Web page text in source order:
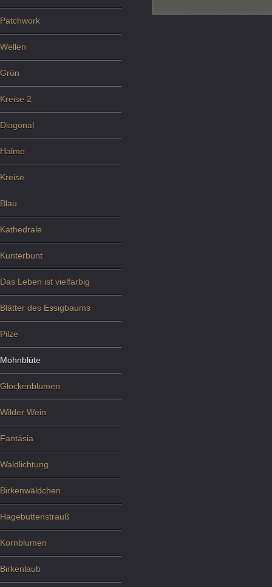
Patchwork
Wellen
Grün
Kreise 2
Diagonal
Halme
Kreise
Blau
Kathedrale
Kunterbunt
Das Leben ist vielfarbig
Blätter des Essigbaums
Pilze
Mohnblüte
Glockenblumen
Wilder Wein
Fantásia
Waldlichtung
Birkenwäldchen
Hagebuttenstrauß
Kornblumen
Birkenlaub